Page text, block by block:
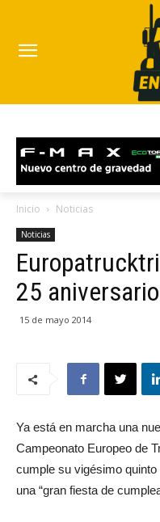
Inicio Noticias
Noticias
25 aniversario
15 de mayo 2014
Ya está en marcha una
Campeonato Europeo de
cumple su vigésimo
una “gran fiesta de